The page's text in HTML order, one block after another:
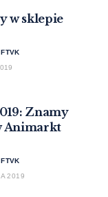
w sklepie
Znamy
Animarkt
2019